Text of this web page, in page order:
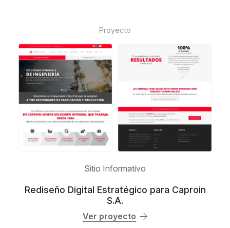
Proyecto
Sitio Informativo
Rediseño Digital Estratégico para Caproin
S.A.
Ver proyecto